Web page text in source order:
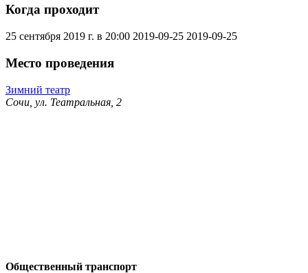
Когда проходит
25 сентября 2019 г. в 20:00 2019-09-25 2019-09-25
Место проведения
Зимний театр
Сочи, ул. Театральная, 2
Общественный транспорт